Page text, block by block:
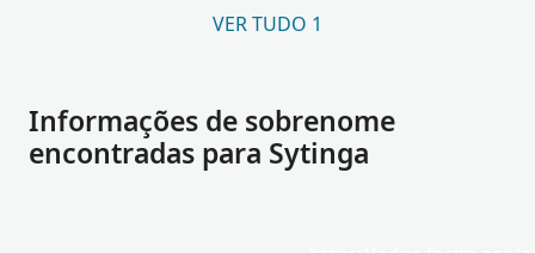
VER TUDO 1
Informações de sobrenome
encontradas para Sytinga